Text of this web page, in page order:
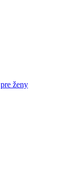
pre ženy